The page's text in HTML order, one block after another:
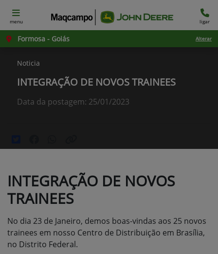
menu ligar
Formosa - Goiás Alterar
Noticia
INTEGRAÇÃO DE NOVOS TRAINEES
Data da postagem: 25/01/2023
INTEGRAÇÃO DE NOVOS
TRAINEES
No dia 23 de Janeiro, demos boas-vindas aos 25 novos
trainees em nosso Centro de Distribuição em Brasília,
no Distrito Federal.